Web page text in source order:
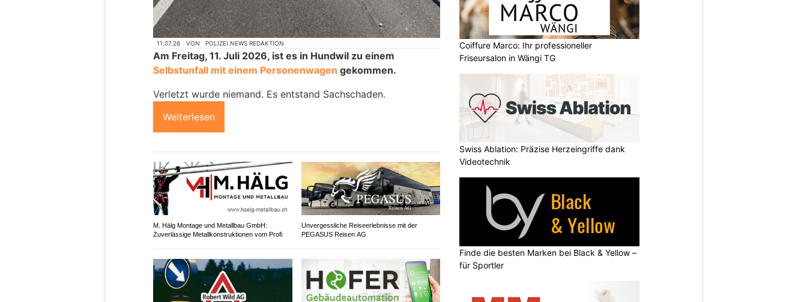
11.07.26 VON POLIZEI.NEWS REDAKTION
Am Freitag, 11. Juli 2026, ist es in Hundwil zu einem
Selbstunfall mit einem Personenwagen gekommen.
Verletzt wurde niemand. Es entstand Sachschaden.
Weiterlesen
M. Hälg Montage und Metallbau GmbH:
Zuverlässige Metallkonstruktionen vom Profi
Unvergessliche Reiseerlebnisse mit der
PEGASUS Reisen AG
Coiffure Marco: Ihr professioneller
Friseursalon in Wängi TG
Swiss Ablation: Präzise Herzeingriffe dank
Videotechnik
Finde die besten Marken bei Black & Yellow –
für Sportler